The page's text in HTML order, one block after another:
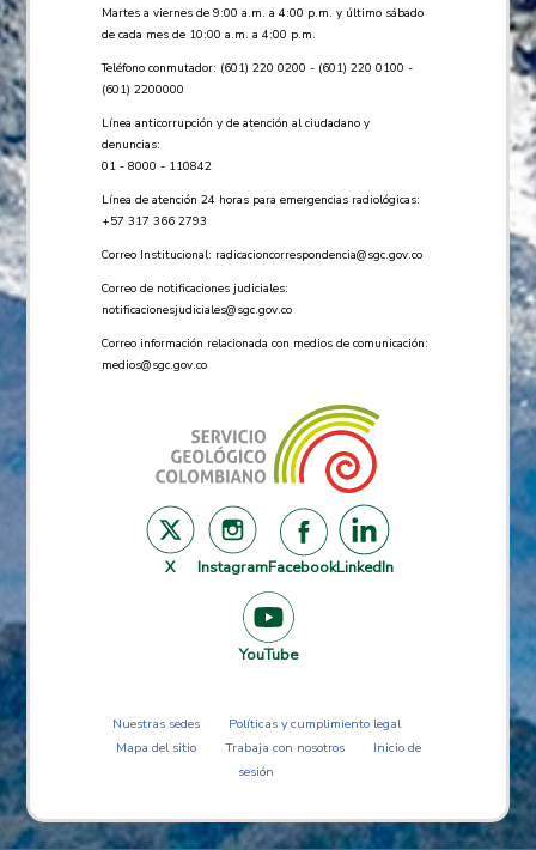
Martes a viernes de 9:00 a.m. a 4:00 p.m. y último sábado
de cada mes de 10:00 a.m. a 4:00 p.m.
Teléfono conmutador: (601) 220 0200 - (601) 220 0100 -
(601) 2200000
Línea anticorrupción y de atención al ciudadano y
denuncias:
01 - 8000 - 110842
Línea de atención 24 horas para emergencias radiológicas:
+57 ​317 366 2793
Correo Institucional: radicacioncorrespondencia@sgc.gov.co
Correo de notificaciones judiciales:
notificacionesjudiciales@sgc.gov.co
Correo información relacionada con medios de comunicación:
medios@sgc.gov.co
X InstagramFacebookLinkedIn
YouTube
Nuestras sedes
Políticas y cumplimiento legal
Mapa del sitio
Trabaja con nosotros
Inicio de
sesión